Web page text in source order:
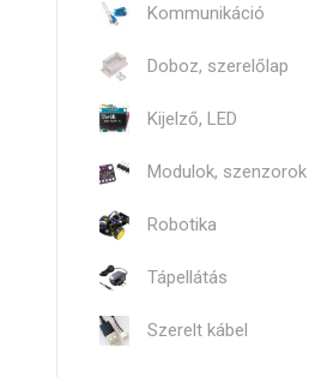
Kommunikáció
Doboz, szerelőlap
Kijelző, LED
Modulok, szenzorok
Robotika
Tápellátás
Szerelt kábel